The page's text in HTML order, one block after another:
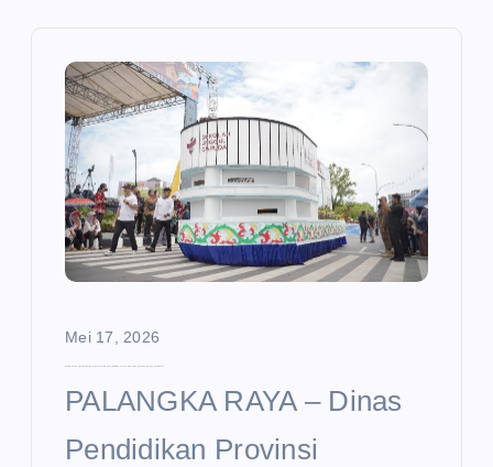
Mei 17, 2026
PALANGKA RAYA – Dinas
Pendidikan Provinsi